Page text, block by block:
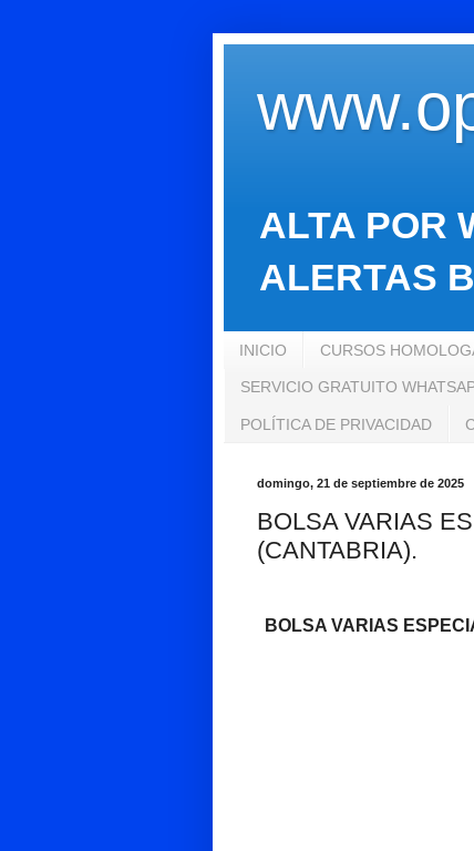
ALTA POR
ALERTAS
INICIO CURSOS
SERVICIO GRATUITO
POLÍTICA DE PRIVACIDAD
domingo, 21 de septiembre de 2025
BOLSA VARIAS
(CANTABRIA).
BOLSA VARIAS